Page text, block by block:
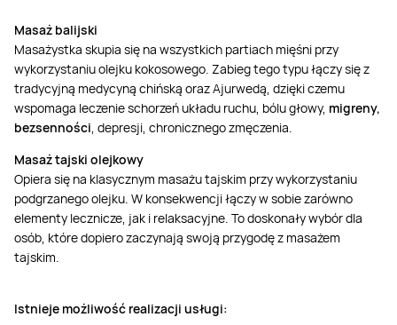
Masaż balijski
Masażystka skupia się na wszystkich partiach mięśni przy
wykorzystaniu olejku kokosowego. Zabieg tego typu łączy się z
tradycyjną medycyną chińską oraz Ajurwedą, dzięki czemu
wspomaga leczenie schorzeń układu ruchu, bólu głowy, migreny,
bezsenności , depresji, chronicznego zmęczenia.
Masaż tajski olejkowy
Opiera się na klasycznym masażu tajskim przy wykorzystaniu
podgrzanego olejku. W konsekwencji łączy w sobie zarówno
elementy lecznicze, jak i relaksacyjne. To doskonały wybór dla
osób, które dopiero zaczynają swoją przygodę z masażem
tajskim.
Istnieje możliwość realizacji usługi: